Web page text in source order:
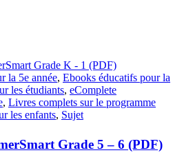
la 5e année, Ebooks éducatifs pour la
les étudiants, eComplete
, Livres complets sur le programme
les enfants, Sujet
Grade 5 – 6 (PDF)